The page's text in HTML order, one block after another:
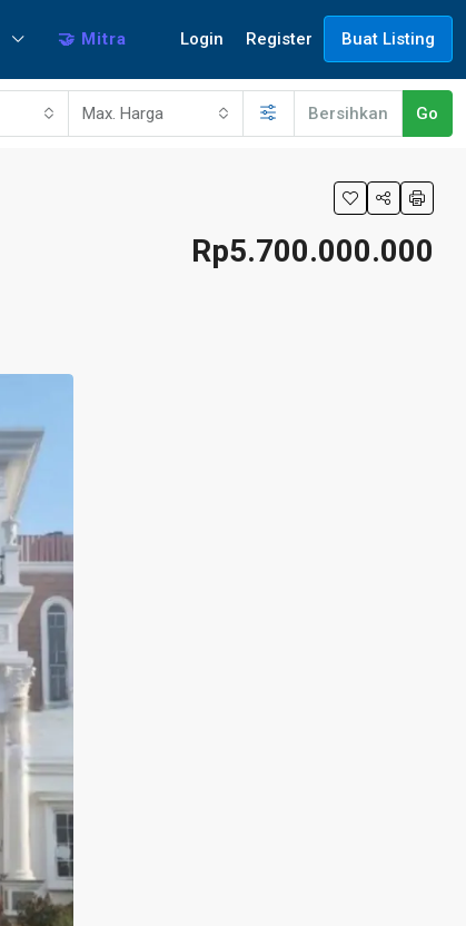
🤝 Mitra Login Register Buat Listing
Max. Harga Bersihkan Go
Rp5.700.000.000